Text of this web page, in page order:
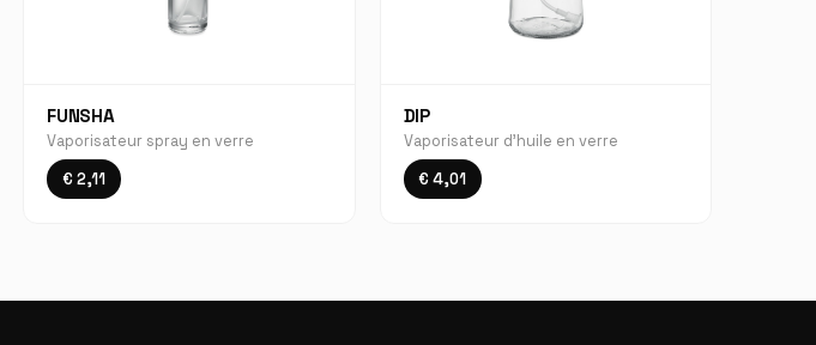
FUNSHA
Vaporisateur spray en verre
€ 2,11
DIP
Vaporisateur d’huile en verre
€ 4,01